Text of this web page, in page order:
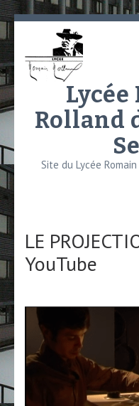
Aller
contenu
(Pressez
Entrée)
Lycée
Rolland
Site du Lycée
LE
YouTube